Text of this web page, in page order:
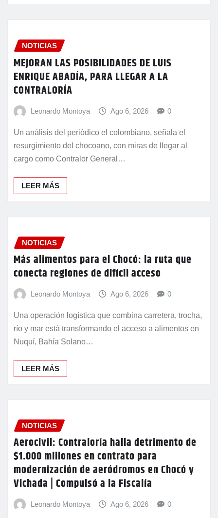
NOTICIAS
MEJORAN LAS POSIBILIDADES DE LUIS
ENRIQUE ABADÍA, PARA LLEGAR A LA
CONTRALORÍA
Leonardo Montoya Ago 6, 2026
Un análisis del periódico el colombiano, señala el
resurgimiento del chocoano, con miras de llegar al
cargo como Contralor General…
LEER MÁS
NOTICIAS
Más alimentos para el Chocó: la ruta que
conecta regiones de difícil acceso
Leonardo Montoya Ago 6, 2026
Una operación logística que combina carretera, trocha,
río y mar está transformando el acceso a alimentos en
Nuquí, Bahía Solano…
LEER MÁS
NOTICIAS
Aerocivil: Contraloría halla detrimento de
$1.000 millones en contrato para
modernización de aeródromos en Chocó y
Vichada | Compulsó a la Fiscalía
Leonardo Montoya Ago 6, 2026